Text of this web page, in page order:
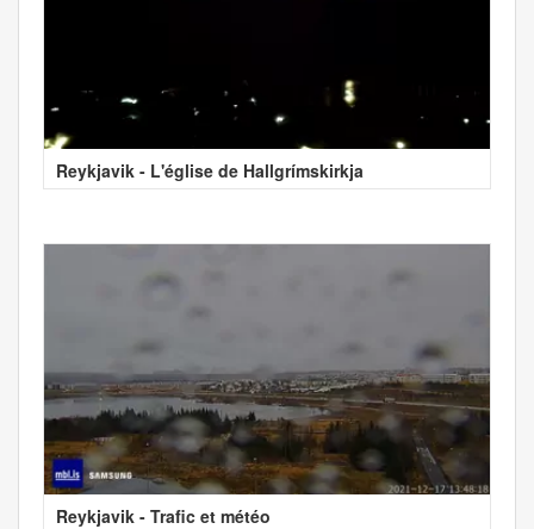
Reykjavik - L'église de Hallgrímskirkja
Reykjavik - Trafic et météo